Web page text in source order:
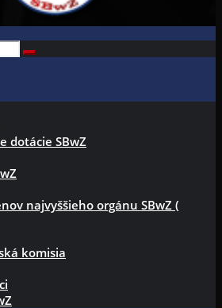
dotácie SBwZ
najvyššieho orgánu SBwZ (
komisia